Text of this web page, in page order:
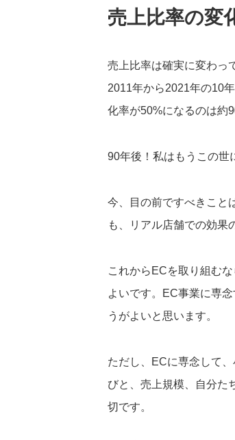
売上比率の変
売上比率は確実に変わっ
2011年から2021年の10
化率が50%になるのは約
90年後！私はもうこの世
今、目の前ですべきこと
も、リアル店舗での効果
これからECを取り組む
よいです。EC事業に専
うがよいと思います。
ただし、ECに専念して
びと、売上規模、自分た
切です。